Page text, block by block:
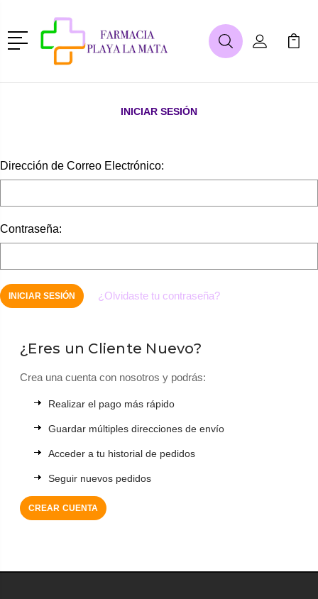
Menú
BuscarMi Cuenta
Mi
INICIAR SESIÓN
Dirección de Correo Electrónico:
Contraseña:
¿Olvidaste tu contraseña?
¿Eres un Cliente Nuevo?
Crea una cuenta con nosotros y podrás:
Realizar el pago más rápido
Guardar múltiples direcciones de envío
Acceder a tu historial de pedidos
Seguir nuevos pedidos
CREAR CUENTA